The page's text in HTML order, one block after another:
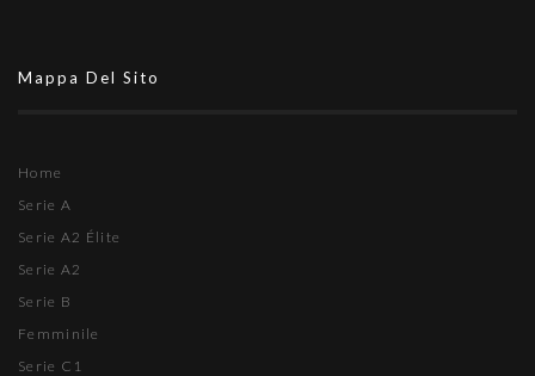
Mappa Del Sito
Home
Serie A
Serie A2 Élite
Serie A2
Serie B
Femminile
Serie C1